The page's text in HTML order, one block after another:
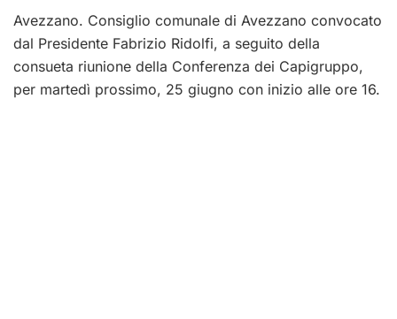
Avezzano. Consiglio comunale di Avezzano convocato
dal Presidente Fabrizio Ridolfi, a seguito della
consueta riunione della Conferenza dei Capigruppo,
per martedì prossimo, 25 giugno con inizio alle ore 16.